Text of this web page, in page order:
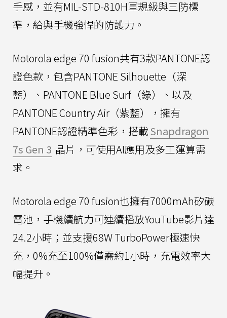
手感，並有MIL-STD-810H軍規級與三防標
準，給與手機強悍的防護力。
Motorola edge 70 fusion共有3款PANTONE認
證色款，包含PANTONE Silhouette（深
藍）、PANTONE Blue Surf（綠）、以及
PANTONE Country Air（紫藍），擁有
PANTONE認證精準色彩，搭載Snapdragon
7s Gen 3 晶片，可使用AI應用及多工運算需
求。
Motorola edge 70 fusion也擁有7000mAh矽碳
電池，手機續航力可連續播放YouTube影片達
24.2小時；並支援68W TurboPower極速快
充，0%充至100%僅需約1小時，充電效率大
幅提升。